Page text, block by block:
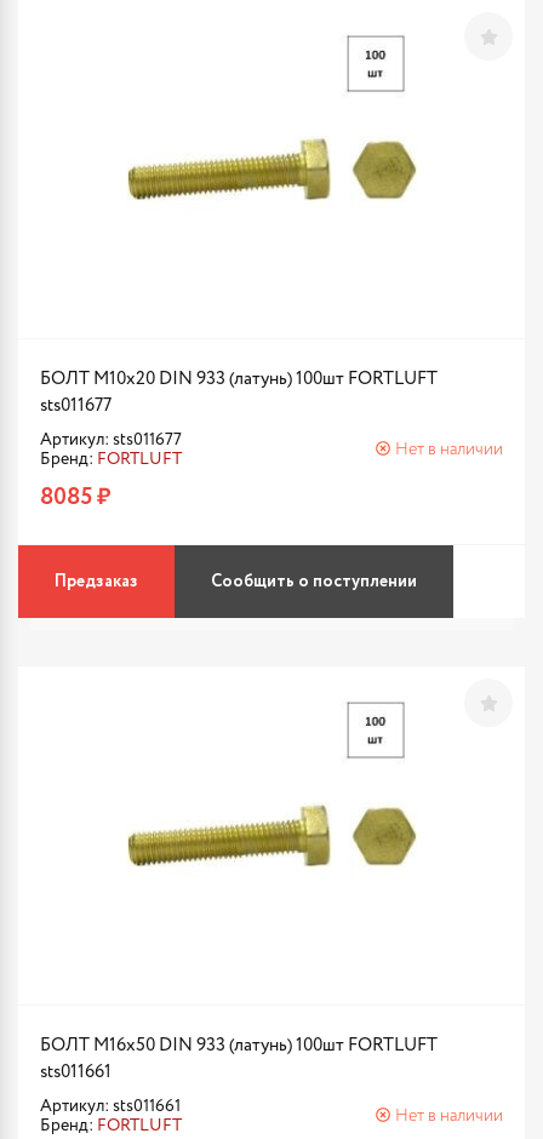
БОЛТ М10х20 DIN 933 (латунь) 100шт FORTLUFT
sts011677
Артикул: sts011677
Бренд: FORTLUFT
Нет в наличии
8085 ₽
Предзаказ Сообщить о поступлении
БОЛТ М16х50 DIN 933 (латунь) 100шт FORTLUFT
sts011661
Артикул: sts011661
Бренд: FORTLUFT
Нет в наличии